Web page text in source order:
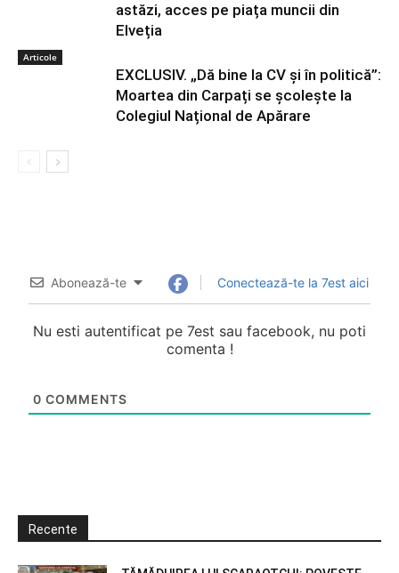
astăzi, acces pe piața muncii din
Elveția
Articole
EXCLUSIV. „Dă bine la CV și în politică”:
Moartea din Carpați se școlește la
Colegiul Național de Apărare
Abonează-te Conectează-te la 7est aici
Nu esti autentificat pe 7est sau facebook, nu poti
comenta !
0 COMMENTS
Recente